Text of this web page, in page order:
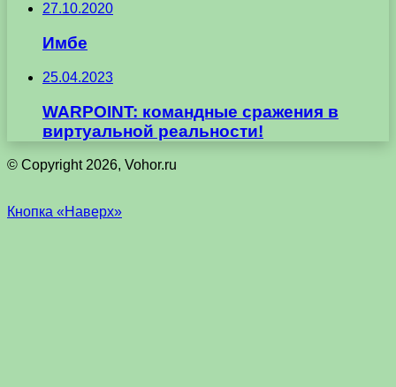
27.10.2020
Имбе
25.04.2023
WARPOINT: командные сражения в
виртуальной реальности!
© Copyright 2026, Vohor.ru
Кнопка «Наверх»